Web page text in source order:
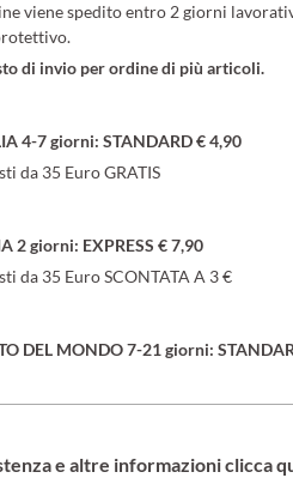
viene spedito entro 2 giorni
di invio per ordine di più articoli.
4-7 giorni: STANDARD € 4,90
da 35 Euro GRATIS
2 giorni: EXPRESS € 7,90
da 35 Euro SCONTATA A 3 €
DEL MONDO 7-21 giorni:
e altre informazioni clicca